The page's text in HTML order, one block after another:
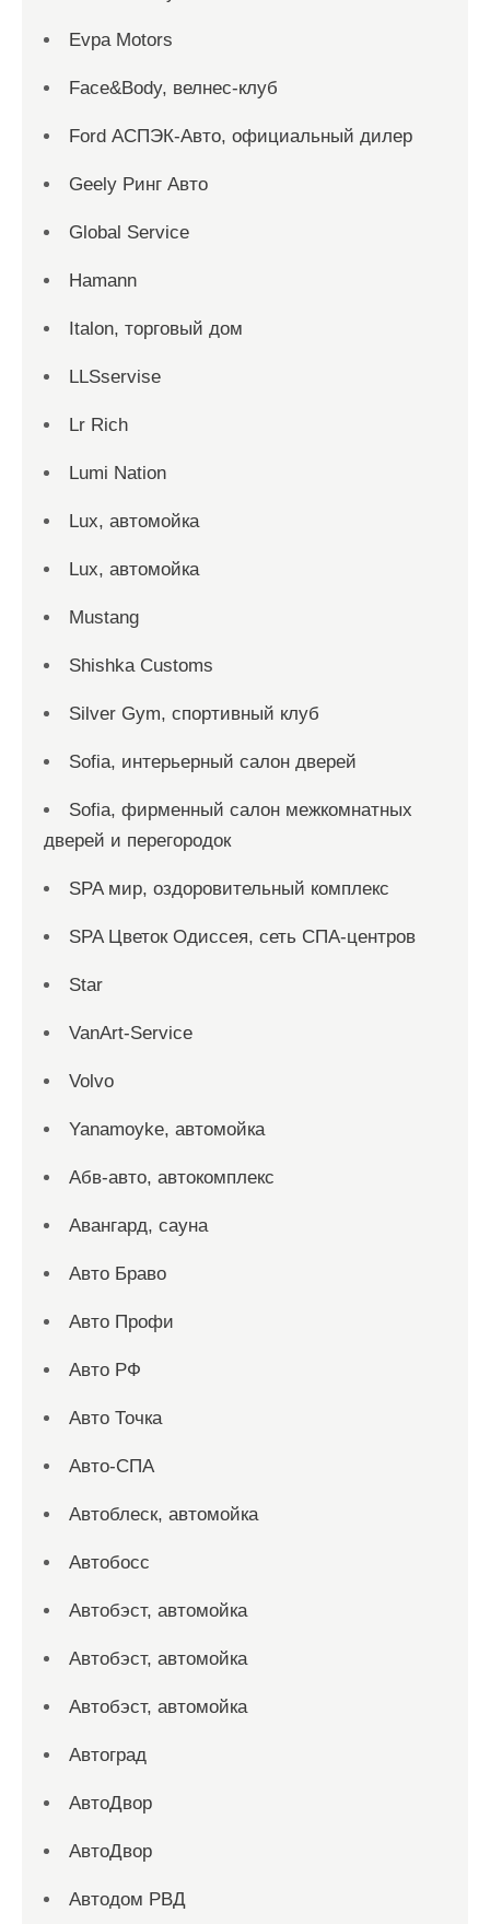
Evpa Motors
Face&Body, велнес-клуб
Ford АСПЭК-Авто, официальный дилер
Geely Ринг Авто
Global Service
Hamann
Italon, торговый дом
LLSservise
Lr Rich
Lumi Nation
Lux, автомойка
Lux, автомойка
Mustang
Shishka Customs
Silver Gym, спортивный клуб
Sofia, интерьерный салон дверей
Sofia, фирменный салон межкомнатных
дверей и перегородок
SPA мир, оздоровительный комплекс
SPA Цветок Одиссея, сеть СПА-центров
Star
VanArt-Service
Volvo
Yanamoyke, автомойка
Абв-авто, автокомплекс
Авангард, сауна
Авто Браво
Авто Профи
Авто РФ
Авто Точка
Авто-СПА
Автоблеск, автомойка
Автобосс
Автобэст, автомойка
Автобэст, автомойка
Автобэст, автомойка
Автоград
АвтоДвор
АвтоДвор
Автодом РВД